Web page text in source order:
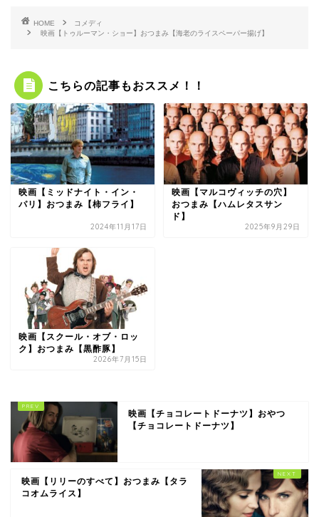
HOME
コメディ
映画【トゥルーマン・ショー】おつまみ【海老のライスペーパー揚げ】
こちらの記事もおススメ！！
映画【ミッドナイト・イン・
パリ】おつまみ【柿フライ】
2024年11月17日
映画【マルコヴィッチの穴】
おつまみ【ハムレタスサン
ド】
2025年9月29日
映画【スクール・オブ・ロッ
ク】おつまみ【黒酢豚】
2026年7月15日
映画【チョコレートドーナツ】おやつ
【チョコレートドーナツ】
映画【リリーのすべて】おつまみ【タラ
コオムライス】